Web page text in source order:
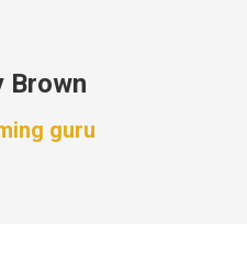
Brown
guru